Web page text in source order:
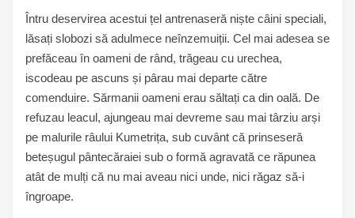
Întru deservirea acestui țel antrenaseră niște câini speciali,
lăsați slobozi să adulmece neînzemuiții. Cel mai adesea se
prefăceau în oameni de rând, trăgeau cu urechea,
iscodeau pe ascuns și pârau mai departe către
comenduire. Sărmanii oameni erau săltați ca din oală. De
refuzau leacul, ajungeau mai devreme sau mai târziu arși
pe malurile râului Kumetrița, sub cuvânt că prinseseră
beteșugul pântecăraiei sub o formă agravată ce răpunea
atât de mulți că nu mai aveau nici unde, nici răgaz să-i
îngroape.